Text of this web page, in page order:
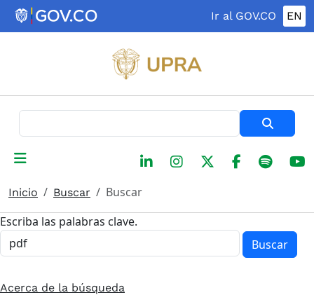
Pasar al contenido principal
Ir al GOV.CO EN
Inicio Buscar
Buscar
Escriba las palabras clave.
Buscar
Acerca de la búsqueda